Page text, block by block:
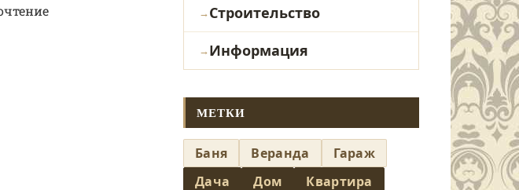
Строительство
Информация
МЕТКИ
Баня Веранда
Гараж
Дача
Дом
Квартира